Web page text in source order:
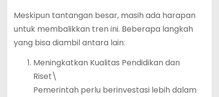
Meskipun tantangan besar, masih ada harapan
untuk membalikkan tren ini. Beberapa langkah
yang bisa diambil antara lain:
Meningkatkan Kualitas Pendidikan dan
Riset\
Pemerintah perlu berinvestasi lebih dalam